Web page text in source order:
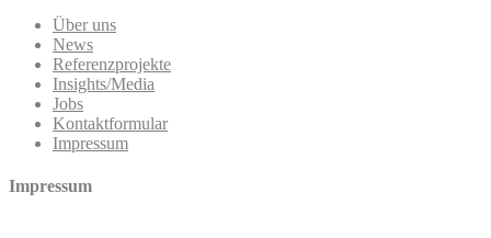
Über uns
News
Referenzprojekte
Insights/Media
Jobs
Kontaktformular
Impressum
Impressum